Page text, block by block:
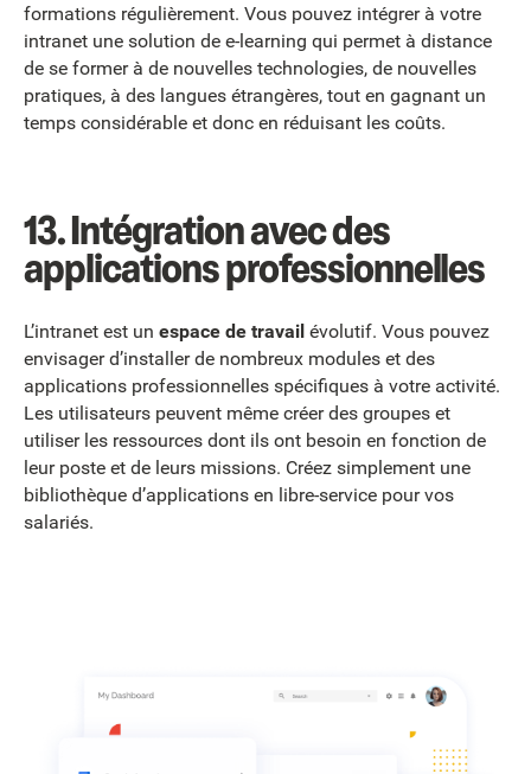
formations régulièrement. Vous pouvez intégrer à votre
intranet une solution de e-learning qui permet à distance
de se former à de nouvelles technologies, de nouvelles
pratiques, à des langues étrangères, tout en gagnant un
temps considérable et donc en réduisant les coûts.
13.Intégration avec des
applications professionnelles
L’intranet est un espace de travail évolutif. Vous pouvez
envisager d’installer de nombreux modules et des
applications professionnelles spécifiques à votre activité.
Les utilisateurs peuvent même créer des groupes et
utiliser les ressources dont ils ont besoin en fonction de
leur poste et de leurs missions. Créez simplement une
bibliothèque d’applications en libre-service pour vos
salariés.